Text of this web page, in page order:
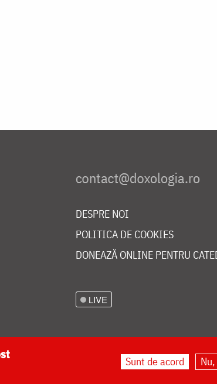
DESPRE NOI
POLITICA DE COOKIES
DONEAZĂ ONLINE PENTRU
LIVE
Sunt de acord